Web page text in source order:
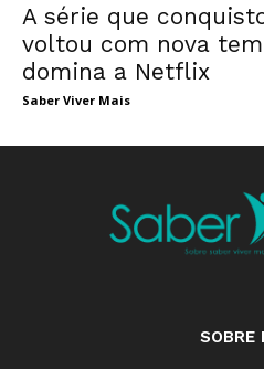
A série que
voltou com nova
domina a Netflix
Saber Viver Mais
SOBRE